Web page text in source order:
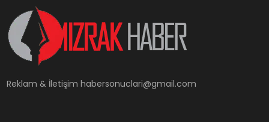
YAŞAM
Reklam & İletişimhabersonuclari@gmail.com